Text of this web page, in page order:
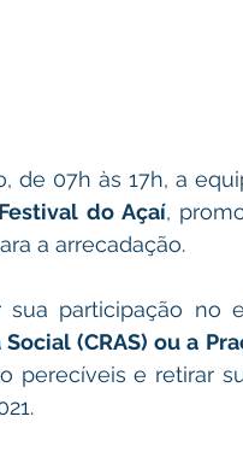
de 07h às 17h, a
do Açaí,
a arrecadação.
sua participação no
(CRAS) ou a
perecíveis e retirar